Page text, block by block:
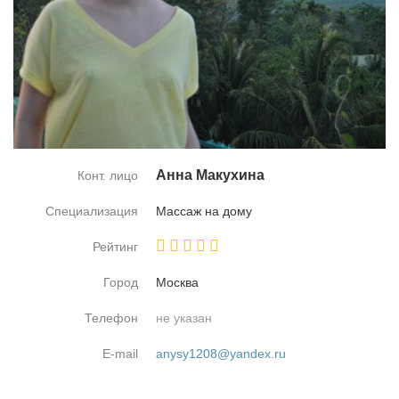
Конт. лицо Ан­на Ма­ку­хи­на
Специализация Мас­саж на до­му
Рейтинг
Город Москва
Телефон не указан
E-mail anysy1208@yandex.ru